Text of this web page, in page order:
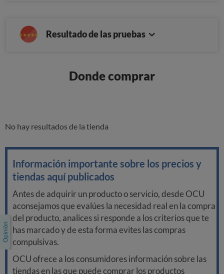
Resultado de las pruebas
Donde comprar
No hay resultados de la tienda
Información importante sobre los precios y
tiendas aquí publicados
Antes de adquirir un producto o servicio, desde OCU
aconsejamos que evalúes la necesidad real en la compra
del producto, analices si responde a los criterios que te
has marcado y de esta forma evites las compras
compulsivas.
OCU ofrece a los consumidores información sobre las
tiendas en las que puede comprar los productos